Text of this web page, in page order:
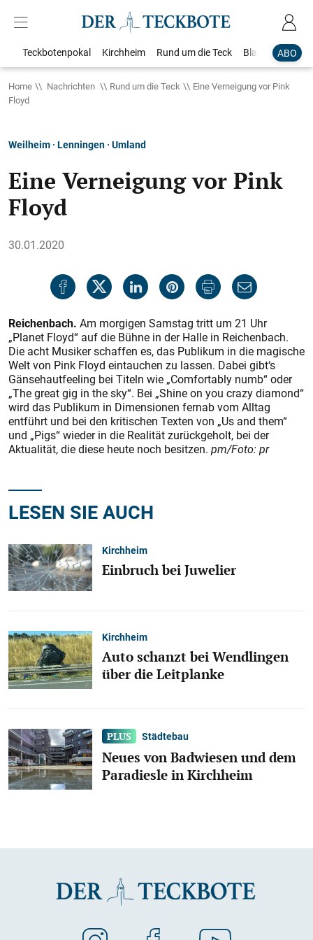
ABO
Teckbotenpokal Kirchheim Rund um die Teck Blaulicht
Home Nachrichten Rund um die Teck
Eine Verneigung vor Pink
Floyd
Weilheim · Lenningen · Umland
Eine Verneigung vor Pink
Floyd
30.01.2020
Reichenbach. Am morgigen Samstag tritt um 21 Uhr
„Planet Floyd“ auf die Bühne in der Halle in Reichenbach.
Die acht Musiker schaffen es, das Publikum in die magische
Welt von Pink Floyd eintauchen zu lassen. Dabei gibt‘s
Gänsehautfeeling bei Titeln wie „Comfortably numb“ oder
„The great gig in the sky“. Bei „Shine on you crazy diamond“
wird das Publikum in Dimensionen fernab vom Alltag
entführt und bei den kritischen Texten von „Us and them“
und „Pigs“ wieder in die Realität zurückgeholt, bei der
Aktualität, die diese heute noch besitzen. pm/Foto: pr
LESEN SIE AUCH
Kirchheim
Einbruch bei Juwelier
Kirchheim
Auto schanzt bei Wendlingen
über die Leitplanke
Städtebau
Neues von Badwiesen und dem
Paradiesle in Kirchheim